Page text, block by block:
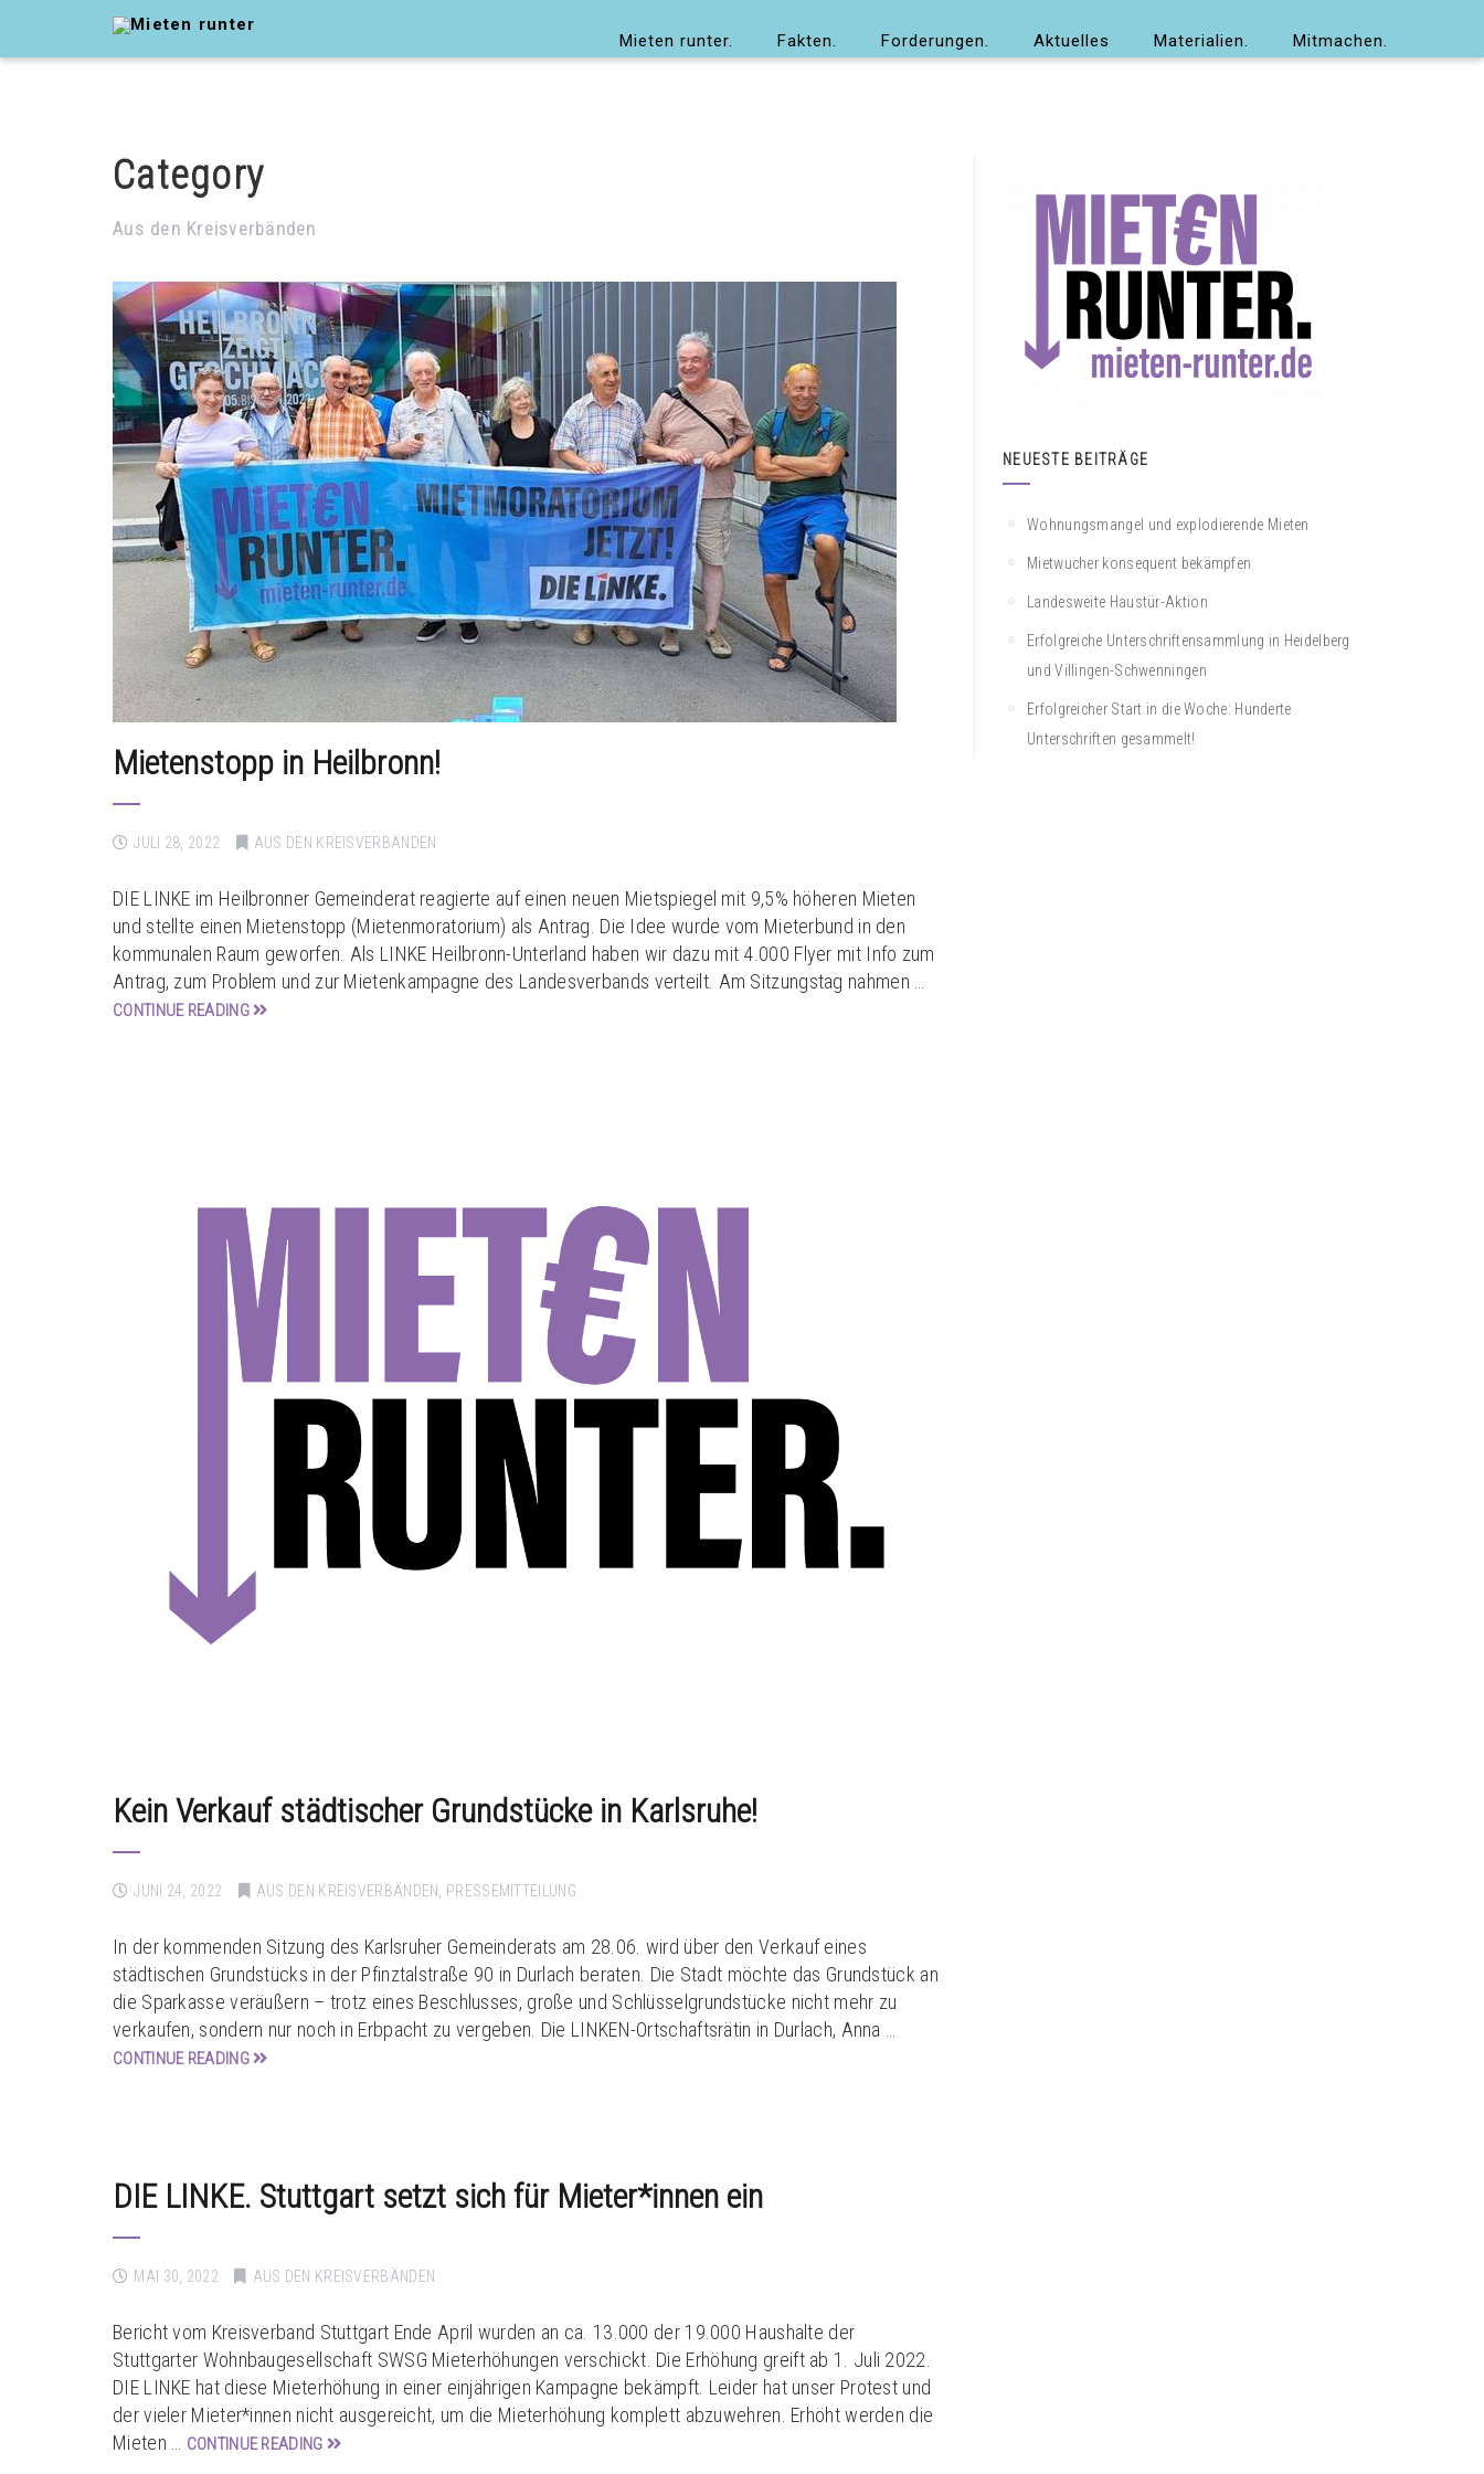
Mieten runter. Fakten. Forderungen. Aktuelles Materialien. Mitmachen.
Category
Aus den Kreisverbänden
Mietenstopp in Heilbronn!
JULI 28, 2022 AUS DEN KREISVERBÄNDEN
DIE LINKE im Heilbronner Gemeinderat reagierte auf einen neuen Mietspiegel mit 9,5% höheren Mieten
und stellte einen Mietenstopp (Mietenmoratorium) als Antrag. Die Idee wurde vom Mieterbund in den
kommunalen Raum geworfen. Als LINKE Heilbronn-Unterland haben wir dazu mit 4.000 Flyer mit Info zum
Antrag, zum Problem und zur Mietenkampagne des Landesverbands verteilt. Am Sitzungstag nahmen …
CONTINUE READING
Kein Verkauf städtischer Grundstücke in Karlsruhe!
JUNI 24, 2022 AUS DEN KREISVERBÄNDEN PRESSEMITTEILUNG
In der kommenden Sitzung des Karlsruher Gemeinderats am 28.06. wird über den Verkauf eines
städtischen Grundstücks in der Pfinztalstraße 90 in Durlach beraten. Die Stadt möchte das Grundstück an
die Sparkasse veräußern – trotz eines Beschlusses, große und Schlüsselgrundstücke nicht mehr zu
verkaufen, sondern nur noch in Erbpacht zu vergeben. Die LINKEN-Ortschaftsrätin in Durlach, Anna …
CONTINUE READING
DIE LINKE. Stuttgart setzt sich für Mieter*innen ein
MAI 30, 2022 AUS DEN KREISVERBÄNDEN
Bericht vom Kreisverband Stuttgart Ende April wurden an ca. 13.000 der 19.000 Haushalte der
Stuttgarter Wohnbaugesellschaft SWSG Mieterhöhungen verschickt. Die Erhöhung greift ab 1. Juli 2022.
DIE LINKE hat diese Mieterhöhung in einer einjährigen Kampagne bekämpft. Leider hat unser Protest und
der vieler Mieter*innen nicht ausgereicht, um die Mieterhöhung komplett abzuwehren. Erhöht werden die
Mieten …
CONTINUE READING
NEUESTE BEITRÄGE
Wohnungsmangel und explodierende Mieten
Mietwucher konsequent bekämpfen
Landesweite Haustür-Aktion
Erfolgreiche Unterschriftensammlung in Heidelberg
und Villingen-Schwenningen
Erfolgreicher Start in die Woche: Hunderte
Unterschriften gesammelt!